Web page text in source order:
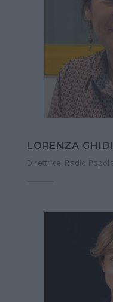
LORENZA
Direttrice, Radio